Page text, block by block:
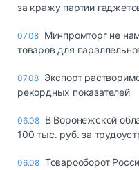
за кражу партии
07.08 Минпромторг не
товаров для
07.08 Экспорт
рекордных показателей
06.08 В Воронежской
100 тыс. руб. за
06.08 Товарооборот